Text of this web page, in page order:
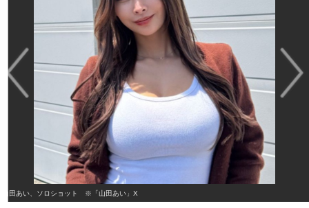
山田あい、ソロショット ※「山田あい」X